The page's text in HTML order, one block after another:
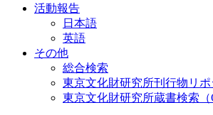
活動報告
日本語
英語
その他
総合検索
東京文化財研究所刊行物リポ
東京文化財研究所蔵書検索（